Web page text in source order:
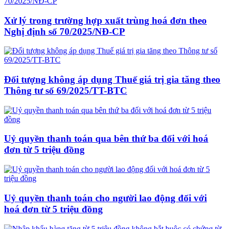
Xử lý trong trường hợp xuất trùng hoá đơn theo
Nghị định số 70/2025/NĐ-CP
Đối tượng không áp dụng Thuế giá trị gia tăng theo
Thông tư số 69/2025/TT-BTC
Uỷ quyền thanh toán qua bên thứ ba đối với hoá
đơn từ 5 triệu đồng
Uỷ quyền thanh toán cho người lao động đối với
hoá đơn từ 5 triệu đồng